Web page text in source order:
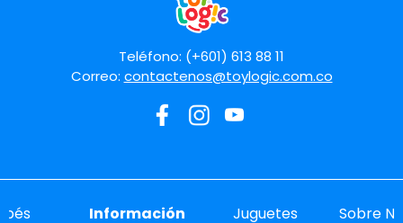
Teléfono: (+601) 613 88 11
Correo: contactenos@toylogic.com.co
Información Juguetes Sobre